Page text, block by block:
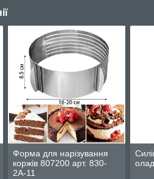
Форма для нарізування
коржів 807200 арт. 830-
2А-11